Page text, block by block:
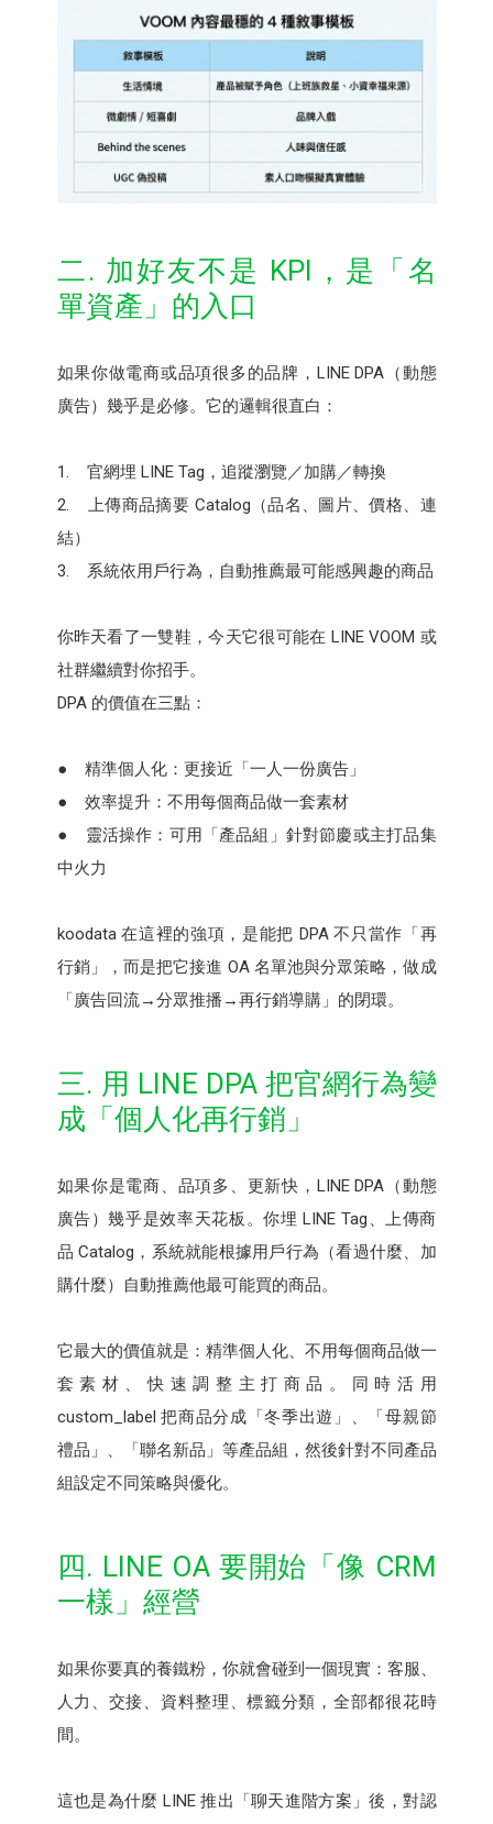
二. 加好友不是 KPI，是「名
單資產」的入口
如果你做電商或品項很多的品牌，LINE DPA（動態
廣告）幾乎是必修。它的邏輯很直白：
1. 官網埋 LINE Tag，追蹤瀏覽／加購／轉換
2. 上傳商品摘要 Catalog（品名、圖片、價格、連
結）
3. 系統依用戶行為，自動推薦最可能感興趣的商品
你昨天看了一雙鞋，今天它很可能在 LINE VOOM 或
社群繼續對你招手。
DPA 的價值在三點：
● 精準個人化：更接近「一人一份廣告」
● 效率提升：不用每個商品做一套素材
● 靈活操作：可用「產品組」針對節慶或主打品集
中火力
koodata 在這裡的強項，是能把 DPA 不只當作「再
行銷」，而是把它接進 OA 名單池與分眾策略，做成
「廣告回流→分眾推播→再行銷導購」的閉環。
三. 用 LINE DPA 把官網行為變
成「個人化再行銷」
如果你是電商、品項多、更新快，LINE DPA（動態
廣告）幾乎是效率天花板。你埋 LINE Tag、上傳商
品 Catalog，系統就能根據用戶行為（看過什麼、加
購什麼）自動推薦他最可能買的商品。
它最大的價值就是：精準個人化、不用每個商品做一
套素材、快速調整主打商品。同時活用
custom_label 把商品分成「冬季出遊」、「母親節
禮品」、「聯名新品」等產品組，然後針對不同產品
組設定不同策略與優化。
四. LINE OA 要開始「像 CRM
一樣」經營
如果你要真的養鐵粉，你就會碰到一個現實：客服、
人力、交接、資料整理、標籤分類，全部都很花時
間。
這也是為什麼 LINE 推出「聊天進階方案」後，對認